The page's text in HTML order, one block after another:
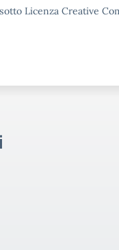
Licenza Creative